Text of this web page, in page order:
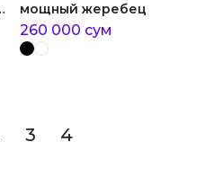
мощный жеребец
260 000 сум
3 4